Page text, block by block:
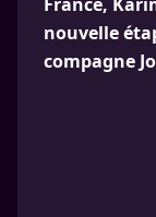
nouvelle
compagne